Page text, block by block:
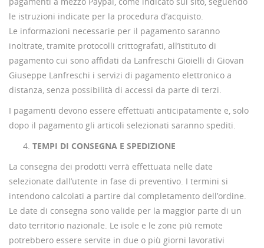
le istruzioni indicate per la procedura d’acquisto.
Le informazioni necessarie per il pagamento saranno
inoltrate, tramite protocolli crittografati, all’istituto di
pagamento cui sono affidati da Lanfreschi Gioielli di Giovan
Giuseppe Lanfreschi i servizi di pagamento elettronico a
distanza, senza possibilità di accessi da parte di terzi.
I pagamenti devono essere effettuati anticipatamente e, solo
dopo il pagamento gli articoli selezionati saranno spediti.
TEMPI DI CONSEGNA E SPEDIZIONE
La consegna dei prodotti verrà effettuata nelle date
selezionate dall’utente in fase di preventivo. I termini si
intendono calcolati a partire dal completamento dell’ordine.
Le date di consegna sono valide per la maggior parte di un
dato territorio nazionale. Le isole e le zone più remote
potrebbero essere servite in due o più giorni lavorativi